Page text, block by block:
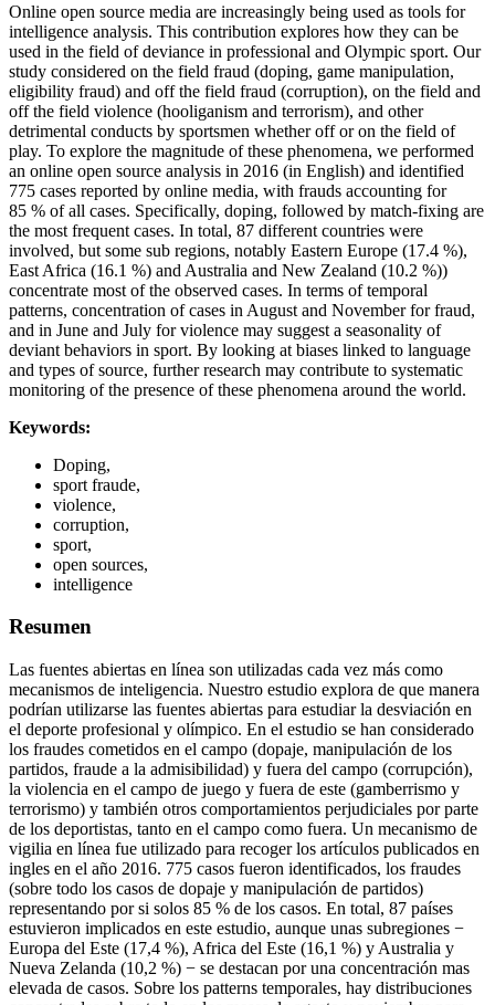
Online open source media are increasingly being used as tools for
intelligence analysis. This contribution explores how they can be
used in the field of deviance in professional and Olympic sport. Our
study considered on the field fraud (doping, game manipulation,
eligibility fraud) and off the field fraud (corruption), on the field and
off the field violence (hooliganism and terrorism), and other
detrimental conducts by sportsmen whether off or on the field of
play. To explore the magnitude of these phenomena, we performed
an online open source analysis in 2016 (in English) and identified
775 cases reported by online media, with frauds accounting for
85 % of all cases. Specifically, doping, followed by match-fixing are
the most frequent cases. In total, 87 different countries were
involved, but some sub regions, notably Eastern Europe (17.4 %),
East Africa (16.1 %) and Australia and New Zealand (10.2 %))
concentrate most of the observed cases. In terms of temporal
patterns, concentration of cases in August and November for fraud,
and in June and July for violence may suggest a seasonality of
deviant behaviors in sport. By looking at biases linked to language
and types of source, further research may contribute to systematic
monitoring of the presence of these phenomena around the world.
Keywords:
Doping,
sport fraude,
violence,
corruption,
sport,
open sources,
intelligence
Resumen
Las fuentes abiertas en línea son utilizadas cada vez más como
mecanismos de inteligencia. Nuestro estudio explora de que manera
podrían utilizarse las fuentes abiertas para estudiar la desviación en
el deporte profesional y olímpico. En el estudio se han considerado
los fraudes cometidos en el campo (dopaje, manipulación de los
partidos, fraude a la admisibilidad) y fuera del campo (corrupción),
la violencia en el campo de juego y fuera de este (gamberrismo y
terrorismo) y también otros comportamientos perjudiciales por parte
de los deportistas, tanto en el campo como fuera. Un mecanismo de
vigilia en línea fue utilizado para recoger los artículos publicados en
ingles en el año 2016. 775 casos fueron identificados, los fraudes
(sobre todo los casos de dopaje y manipulación de partidos)
representando por si solos 85 % de los casos. En total, 87 países
estuvieron implicados en este estudio, aunque unas subregiones −
Europa del Este (17,4 %), Africa del Este (16,1 %) y Australia y
Nueva Zelanda (10,2 %) − se destacan por una concentración mas
elevada de casos. Sobre los patterns temporales, hay distribuciones